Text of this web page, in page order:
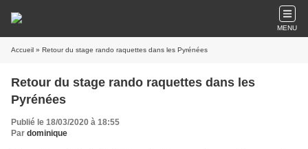
MENU
Accueil » Retour du stage rando raquettes dans les Pyrénées
Retour du stage rando raquettes dans les
Pyrénées
Publié le 18/03/2020 à 18:55
Par dominique